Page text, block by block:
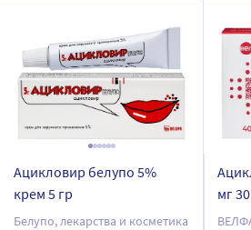
Ацикловир белупо 5%
крем 5 гр
Белупо, лекарства и косметика
мг